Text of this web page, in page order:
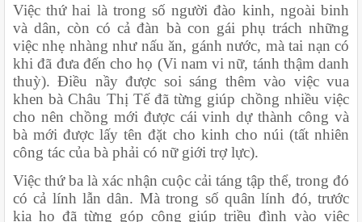
Việc thứ hai là trong số người đào kinh, ngoài binh
và dân, còn có cả đàn bà con gái phụ trách những
việc nhẹ nhàng như nấu ăn, gánh nước, mà tai nạn có
khi đã đưa đến cho họ (Vi nam vi nữ, tánh thậm danh
thuỳ). Điều nầy được soi sáng thêm vào việc vua
khen bà Châu Thị Tế đã từng giúp chồng nhiều việc
cho nên chồng mới được cái vinh dự thành công và
bà mới được lấy tên đặt cho kinh cho núi (tất nhiên
công tác của bà phải có nữ giới trợ lực).
Việc thứ ba là xác nhận cuộc cải táng tập thể, trong đó
có cả lính lẫn dân. Mà trong số quân lính đó, trước
kia họ đã từng góp công giúp triều đình vào việc